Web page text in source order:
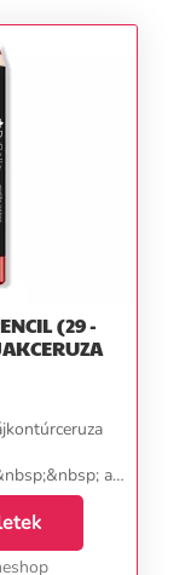
(29 -
RED) AJAKCERUZA
a
az ajkak
a